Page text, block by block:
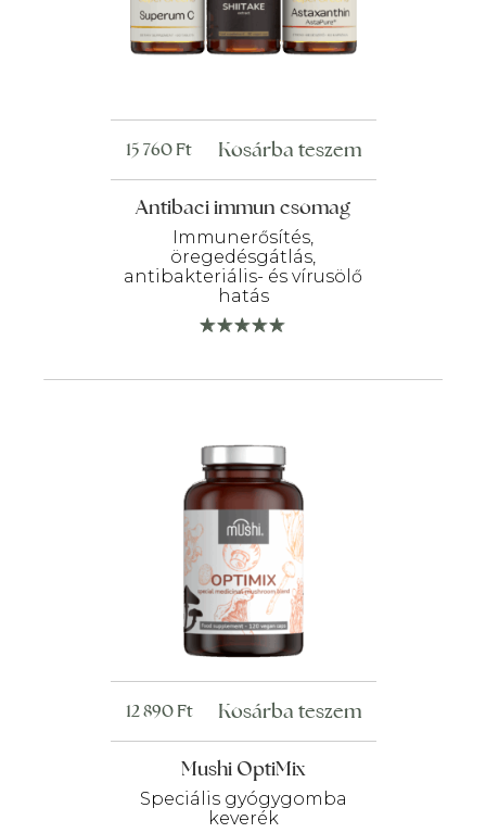
Antibaci immun csomag
Immunerősítés,
öregedésgátlás,
antibakteriális- és vírusölő
hatás
15 760Ft Kosárba teszem
Mushi OptiMix
Speciális gyógygomba
keverék
12 890Ft Kosárba teszem